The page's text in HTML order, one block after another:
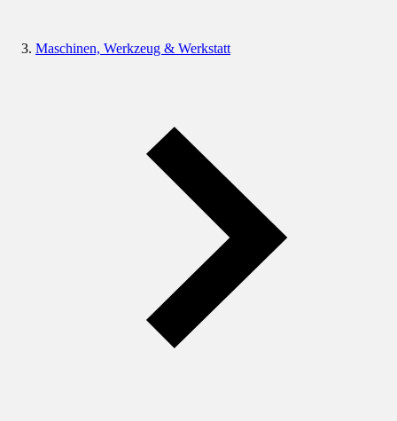
Maschinen, Werkzeug & Werkstatt